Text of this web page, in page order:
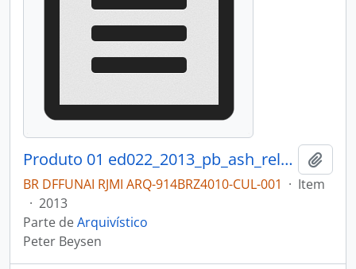
Produto 01 ed022_2013_pb_ash_relatorio.pdf
BR DFFUNAI RJMI ARQ-914BRZ4010-CUL-001 · Item
· 2013
Parte deArquivístico
Peter Beysen